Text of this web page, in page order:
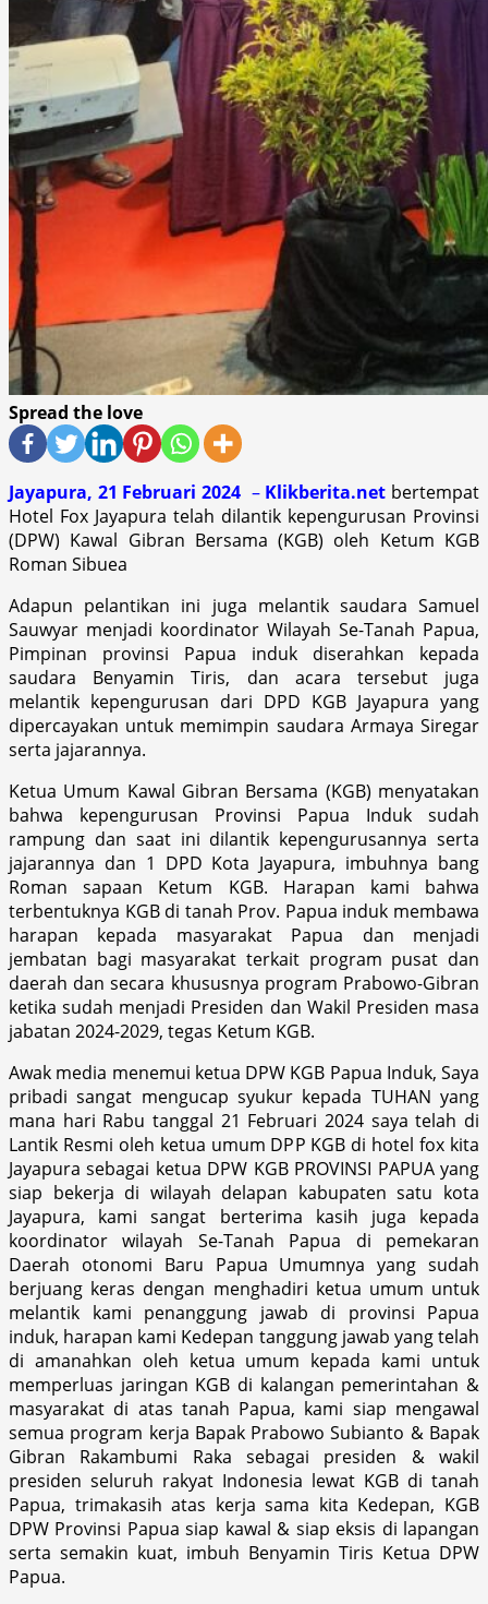
Spread the love
Jayapura, 21 Februari 2024 – Klikberita.net bertempat
Hotel Fox Jayapura telah dilantik kepengurusan Provinsi
(DPW) Kawal Gibran Bersama (KGB) oleh Ketum KGB
Roman Sibuea
Adapun pelantikan ini juga melantik saudara Samuel
Sauwyar menjadi koordinator Wilayah Se-Tanah Papua,
Pimpinan provinsi Papua induk diserahkan kepada
saudara Benyamin Tiris, dan acara tersebut juga
melantik kepengurusan dari DPD KGB Jayapura yang
dipercayakan untuk memimpin saudara Armaya Siregar
serta jajarannya.
Ketua Umum Kawal Gibran Bersama (KGB) menyatakan
bahwa kepengurusan Provinsi Papua Induk sudah
rampung dan saat ini dilantik kepengurusannya serta
jajarannya dan 1 DPD Kota Jayapura, imbuhnya bang
Roman sapaan Ketum KGB. Harapan kami bahwa
terbentuknya KGB di tanah Prov. Papua induk membawa
harapan kepada masyarakat Papua dan menjadi
jembatan bagi masyarakat terkait program pusat dan
daerah dan secara khususnya program Prabowo-Gibran
ketika sudah menjadi Presiden dan Wakil Presiden masa
jabatan 2024-2029, tegas Ketum KGB.
Awak media menemui ketua DPW KGB Papua Induk, Saya
pribadi sangat mengucap syukur kepada TUHAN yang
mana hari Rabu tanggal 21 Februari 2024 saya telah di
Lantik Resmi oleh ketua umum DPP KGB di hotel fox kita
Jayapura sebagai ketua DPW KGB PROVINSI PAPUA yang
siap bekerja di wilayah delapan kabupaten satu kota
Jayapura, kami sangat berterima kasih juga kepada
koordinator wilayah Se-Tanah Papua di pemekaran
Daerah otonomi Baru Papua Umumnya yang sudah
berjuang keras dengan menghadiri ketua umum untuk
melantik kami penanggung jawab di provinsi Papua
induk, harapan kami Kedepan tanggung jawab yang telah
di amanahkan oleh ketua umum kepada kami untuk
memperluas jaringan KGB di kalangan pemerintahan &
masyarakat di atas tanah Papua, kami siap mengawal
semua program kerja Bapak Prabowo Subianto & Bapak
Gibran Rakambumi Raka sebagai presiden & wakil
presiden seluruh rakyat Indonesia lewat KGB di tanah
Papua, trimakasih atas kerja sama kita Kedepan, KGB
DPW Provinsi Papua siap kawal & siap eksis di lapangan
serta semakin kuat, imbuh Benyamin Tiris Ketua DPW
Papua.